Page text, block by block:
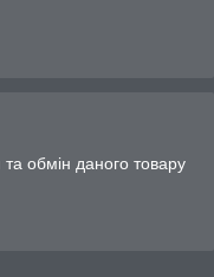
обмін даного товару